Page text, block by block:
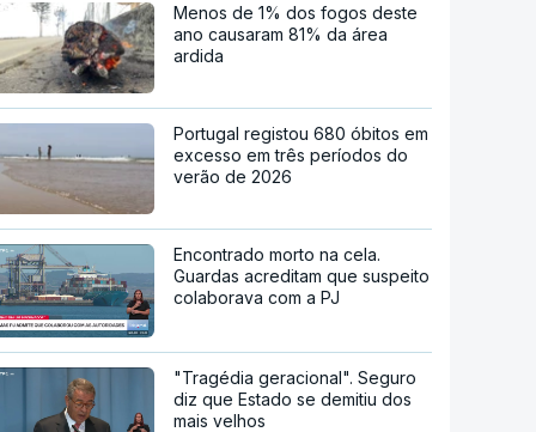
Menos de 1% dos fogos deste
ano causaram 81% da área
ardida
Portugal registou 680 óbitos em
excesso em três períodos do
verão de 2026
Encontrado morto na cela.
Guardas acreditam que suspeito
colaborava com a PJ
"Tragédia geracional". Seguro
diz que Estado se demitiu dos
mais velhos